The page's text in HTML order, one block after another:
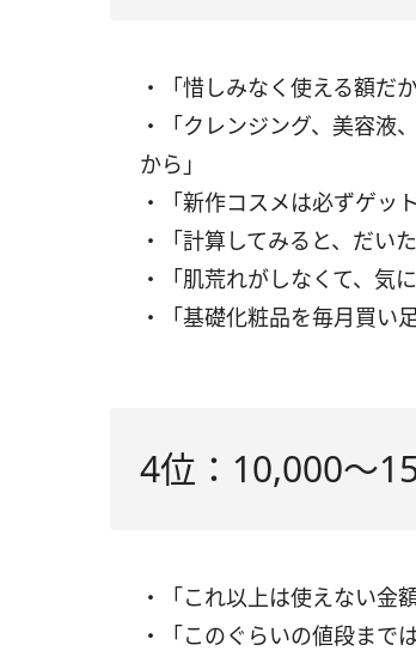
・「惜しみなく使える額だか
・「クレンジング、美容液
から」
・「新作コスメは必ずゲッ
・「計算してみると、だい
・「肌荒れがしなくて、気
・「基礎化粧品を毎月買い
4位：10,000〜
・「これ以上は使えない金
・「このぐらいの値段まで